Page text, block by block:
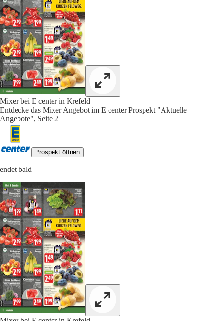
Mixer bei E center in Krefeld
Entdecke das Mixer Angebot im E center Prospekt "Aktuelle
Angebote", Seite 2
Prospekt öffnen
endet bald